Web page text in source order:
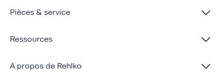
Pièces & service
Ressources
A propos de Rehlko